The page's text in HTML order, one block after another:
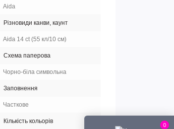
0
Aida
Різновиди канви, каунт
Aida 14 ct (55 кл/10 см)
Схема паперова
Чорно-біла символьна
Заповнення
Часткове
Кількість кольорів